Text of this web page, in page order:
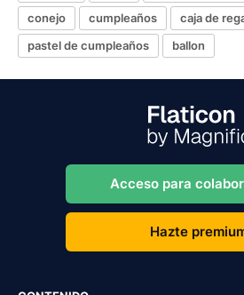
conejo
cumpleaños
caja de
pastel de cumpleaños
ballon
Acceso para
Hazte